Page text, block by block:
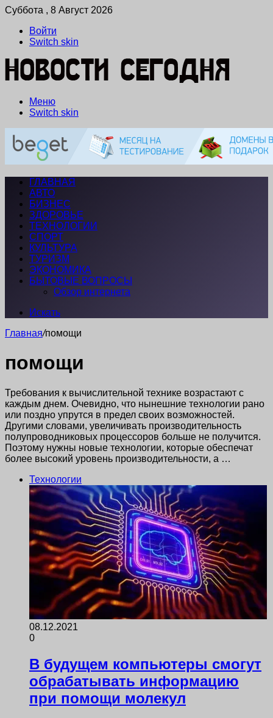
Суббота , 8 Август 2026
Войти
Switch skin
Меню
Switch skin
ГЛАВНАЯ
АВТО
БИЗНЕС
ЗДОРОВЬЕ
ТЕХНОЛОГИИ
СПОРТ
КУЛЬТУРА
ТУРИЗМ
ЭКОНОМИКА
БЫТОВЫЕ ВОПРОСЫ
Обзор интернета
Искать
Главная/помощи
помощи
Требования к вычислительной технике возрастают с
каждым днем. Очевидно, что нынешние технологии рано
или поздно упрутся в предел своих возможностей.
Другими словами, увеличивать производительность
полупроводниковых процессоров больше не получится.
Поэтому нужны новые технологии, которые обеспечат
более высокий уровень производительности, а …
Технологии
08.12.2021
0
В будущем компьютеры смогут
обрабатывать информацию
при помощи молекул